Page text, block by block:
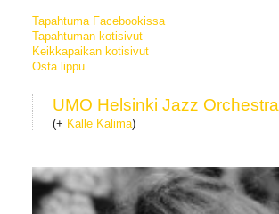
Tapahtuma Facebookissa
Tapahtuman kotisivut
Keikkapaikan kotisivut
Osta lippu
UMO Helsinki Jazz Orchestra
(+ Kalle Kalima)